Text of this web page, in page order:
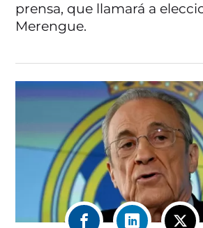
prensa, que llamará a
Merengue.